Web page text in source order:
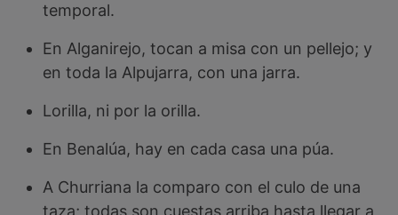
temporal.
En Alganirejo, tocan a misa con un pellejo; y
en toda la Alpujarra, con una jarra.
Lorilla, ni por la orilla.
En Benalúa, hay en cada casa una púa.
A Churriana la comparo con el culo de una
taza; todas son cuestas arriba hasta llegar a